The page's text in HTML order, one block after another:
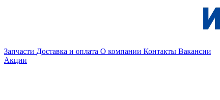
Запчасти Доставка и оплата О компании Контакты Вакансии
Акции